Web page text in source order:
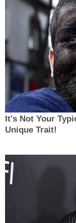
It's Not Your
Unique Trait!